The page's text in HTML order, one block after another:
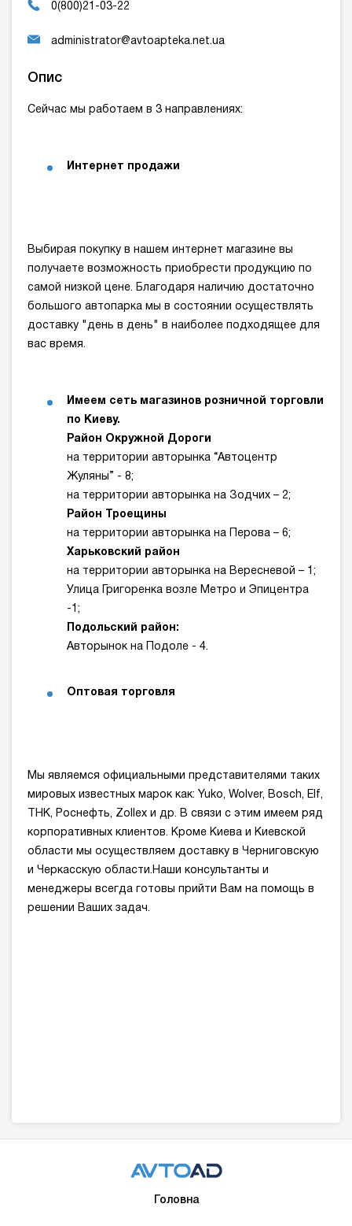
0(800)21-03-22
administrator@avtoapteka.net.ua
Опис
Сейчас мы работаем в 3 направлениях:
Интернет продажи
Выбирая покупку в нашем интернет магазине вы
получаете возможность приобрести продукцию по
самой низкой цене. Благодаря наличию достаточно
большого автопарка мы в состоянии осуществлять
доставку "день в день" в наиболее подходящее для
вас время.
Имеем сеть магазинов розничной торговли
по Киеву.
Район Окружной Дороги
на территории авторынка “Автоцентр
Жуляны” - 8;
на территории авторынка на Зодчих – 2;
Район Троещины
на территории авторынка на Перова – 6;
Харьковский район
на территории авторынка на Вересневой – 1;
Улица Григоренка возле Метро и Эпицентра
-1;
Подольский район:
Авторынок на Подоле - 4.
Оптовая торговля
Мы являемся официальными представителями таких
мировых известных марок как: Yuko, Wolver, Bosch, Elf,
THK, Роснефть, Zollex и др. В связи с этим имеем ряд
корпоративных клиентов. Кроме Киева и Киевской
области мы осуществляем доставку в Черниговскую
и Черкасскую области.Наши консультанты и
менеджеры всегда готовы прийти Вам на помощь в
решении Ваших задач.
Головна